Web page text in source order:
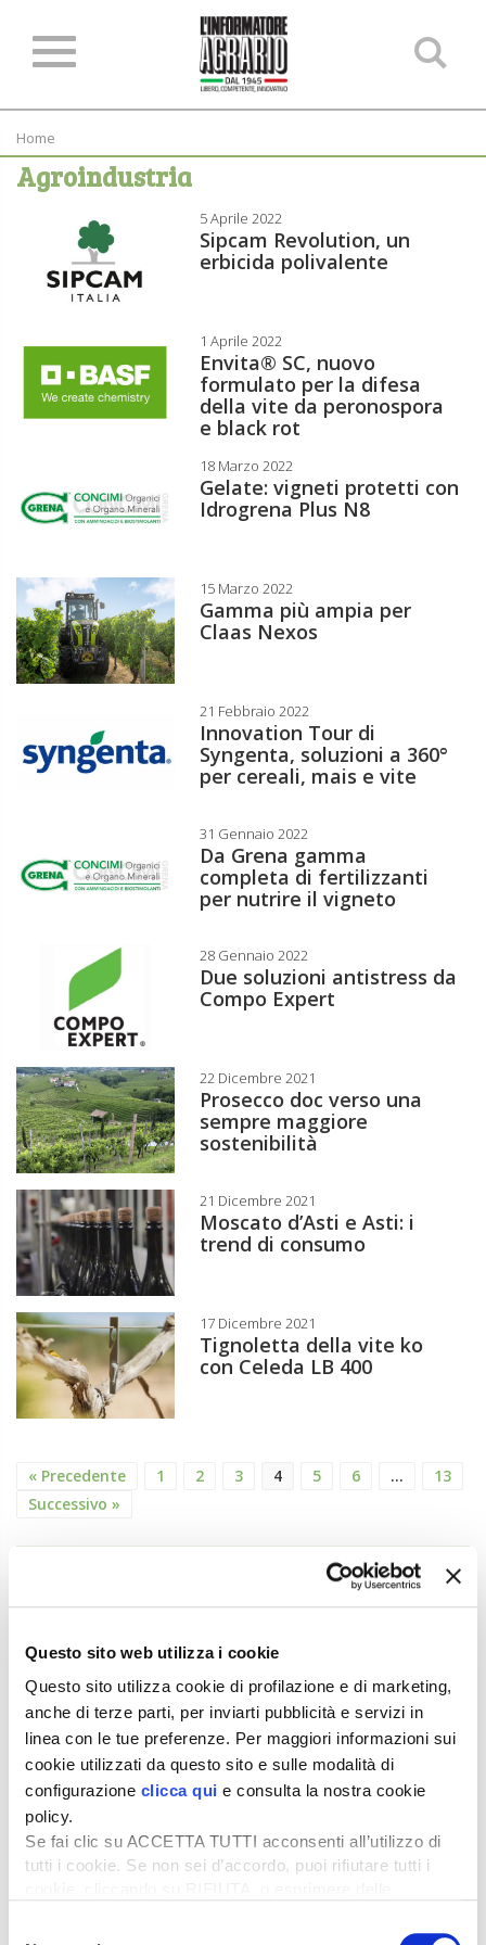
Questo sito web utilizza i cookie
Questo sito utilizza cookie di profilazione e di marketing,
anche di terze parti, per inviarti pubblicità e servizi in
linea con le tue preferenze. Per maggiori informazioni sui
cookie utilizzati da questo sito e sulle modalità di
configurazione clicca qui e consulta la nostra cookie
policy.
Se fai clic su ACCETTA TUTTI acconsenti all’utilizzo di
tutti i cookie. Se non sei d’accordo, puoi rifiutare tutti i
desideri accettare e cliccando ACCETTA SELEZIONATI.
Home
Agroindustria
5 Aprile 2022
Sipcam Revolution, un
erbicida polivalente
1 Aprile 2022
Envita® SC, nuovo
formulato per la difesa
della vite da peronospora
e black rot
18 Marzo 2022
Gelate: vigneti protetti con
Idrogrena Plus N8
15 Marzo 2022
Gamma più ampia per
Claas Nexos
21 Febbraio 2022
Innovation Tour di
Syngenta, soluzioni a 360°
per cereali, mais e vite
31 Gennaio 2022
Da Grena gamma
completa di fertilizzanti
per nutrire il vigneto
28 Gennaio 2022
Due soluzioni antistress da
Compo Expert
22 Dicembre 2021
Prosecco doc verso una
sempre maggiore
sostenibilità
21 Dicembre 2021
Moscato d’Asti e Asti: i
trend di consumo
17 Dicembre 2021
Tignoletta della vite ko
con Celeda LB 400
« Precedente 1 2 3 4 5 6 …
13
Successivo »
Credito di imposta la 20% per il gasolio
agricolo da marzo a maggio
6 Agosto 2026
Arriva una boccata d’ossigeno fondamentale per il
comparto primario italiano,...
Il “ColtivaItalia” passa e va all’esame del
Senato
6 Agosto 2026
“Oggi 6 agosto, la Camera ha approvato il
Coltivaitalia, il provvedimen...